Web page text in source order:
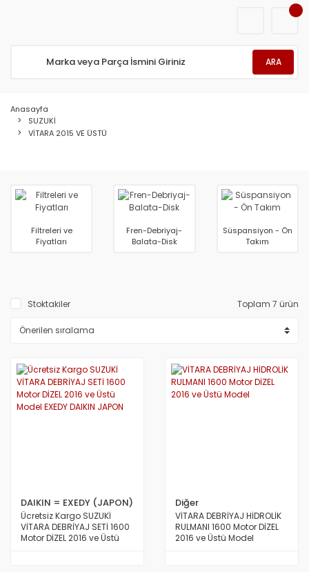
ARA
Anasayfa
SUZUKİ
VİTARA 2015 VE ÜSTÜ
Filtreleri ve
Fiyatları
Fren-Debriyaj-
Balata-Disk
Süspansiyon - Ön
Takım
Stoktakiler Toplam 7 ürün
DAIKIN = EXEDY (JAPON)
Ücretsiz Kargo SUZUKİ
VİTARA DEBRİYAJ SETİ 1600
Motor DİZEL 2016 ve Üstü
Diğer
VİTARA DEBRİYAJ HİDROLİK
RULMANI 1600 Motor DİZEL
2016 ve Üstü Model